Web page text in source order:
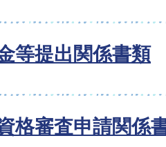
等提出関係書類
格審査申請関係